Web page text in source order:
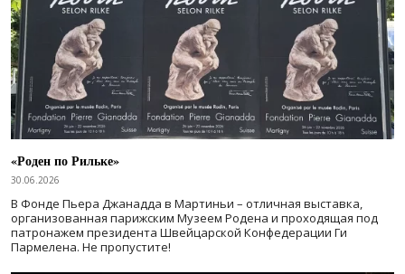
«Роден по Рильке»
30.06.2026
В Фонде Пьера Джанадда в Мартиньи – отличная выставка,
организованная парижским Музеем Родена и проходящая под
патронажем президента Швейцарской Конфедерации Ги
Пармелена. Не пропустите!